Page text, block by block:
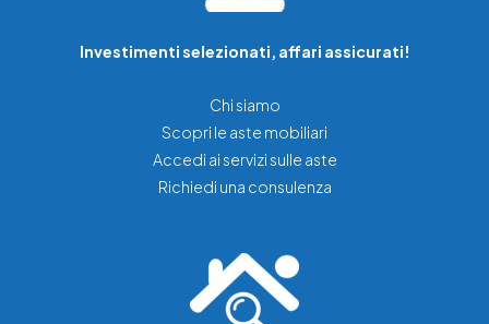
Investimenti selezionati, affari assicurati!
Chi siamo
Scopri le aste mobiliari
Accedi ai servizi sulle aste
Richiedi una consulenza